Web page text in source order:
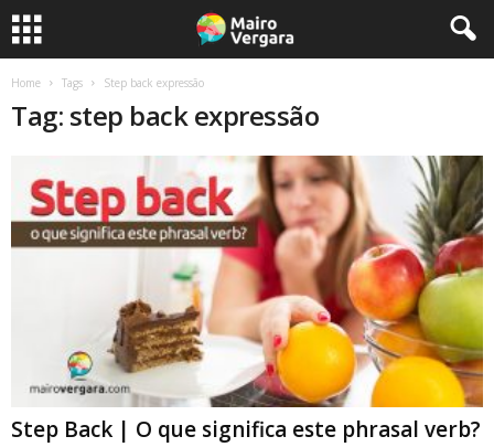
Home Tags Step back expressão
Tag: step back expressão
Step Back | O que significa este phrasal verb?